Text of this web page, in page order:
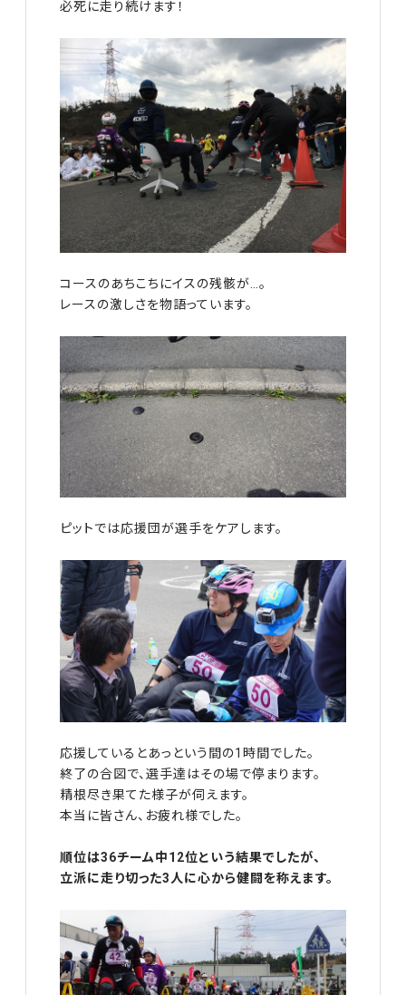
必死に走り続けます！
コースのあちこちにイスの残骸が…。
レースの激しさを物語っています。
ピットでは応援団が選手をケアします。
応援しているとあっという間の1時間でした。
終了の合図で、選手達はその場で停まります。
精根尽き果てた様子が伺えます。
本当に皆さん、お疲れ様でした。
順位は36チーム中12位という結果でしたが、
立派に走り切った3人に心から健闘を称えます。